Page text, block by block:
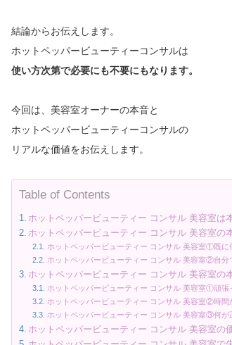
結論からお伝えします。
ホットペッパービューティーコンサルは
使い方次第で必要にも不要にもなります。
今回は、美容室オーナーの本音と
ホットペッパービューティーコンサルの
リアルな価値をお伝えします。
Table of Contents
ホットペッパービューティー コンサル 美容室は
ホットペッパービューティー コンサル 美容室の
ホットペッパービューティー コンサル 美容室①既に
ホットペッパービューティー コンサル 美容室②自分
ホットペッパービューティー コンサル 美容室の
ホットペッパービューティー コンサル 美容室①頑張
ホットペッパービューティー コンサル 美容室②時間
ホットペッパービューティー コンサル 美容室③何が
ホットペッパービューティー コンサル 美容室の